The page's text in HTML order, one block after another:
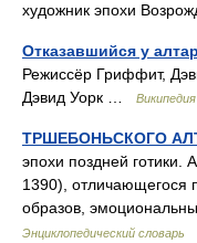
художник эпохи
Отказавшийся у
Режиссёр Гриффит,
Дэвид Уорк …
Википедия
ТРШЕБОНЬСКОГО
эпохи поздней готики.
1390), отличающегося
образов,
Энциклопедический словарь